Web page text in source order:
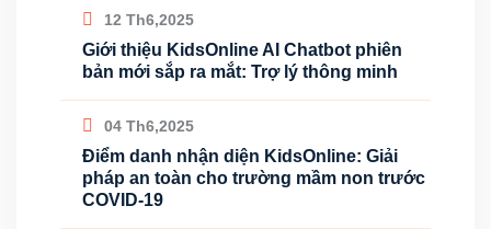
12 Th6,2025
Giới thiệu KidsOnline AI Chatbot phiên
bản mới sắp ra mắt: Trợ lý thông minh
04 Th6,2025
Điểm danh nhận diện KidsOnline: Giải
pháp an toàn cho trường mầm non trước
COVID-19